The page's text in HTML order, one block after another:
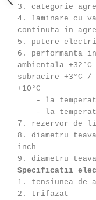
3. categorie
4. laminare cu
continuta in
5. putere
6. performanta
ambientala
subracire +3°C
+10°C
- la
- la
7. rezervor de
8. diametru
inch
9. diametru
Specificatii
1. tensiunea de
2. trifazat